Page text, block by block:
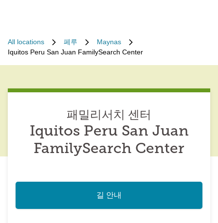
All locations 페루
Maynas
Iquitos Peru San Juan FamilySearch Center
패밀리서치 센터
Iquitos Peru San Juan
FamilySearch Center
길 안내